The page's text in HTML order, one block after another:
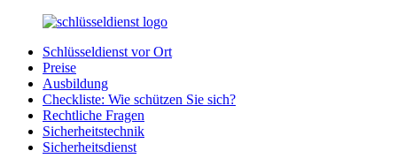
Zurück
Inhalt
SchluesseldienstDirekt.de
Ihre
Notlage
wird
gelöst!
Schlüsseldienst vor Ort
Preise
Ausbildung
Checkliste: Wie schützen Sie sich?
Rechtliche Fragen
Sicherheitstechnik
Sicherheitsdienst